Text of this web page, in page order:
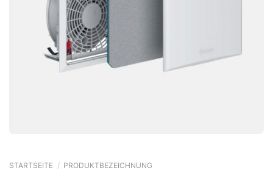
STARTSEITE / PRODUKTBEZEICHNUNG